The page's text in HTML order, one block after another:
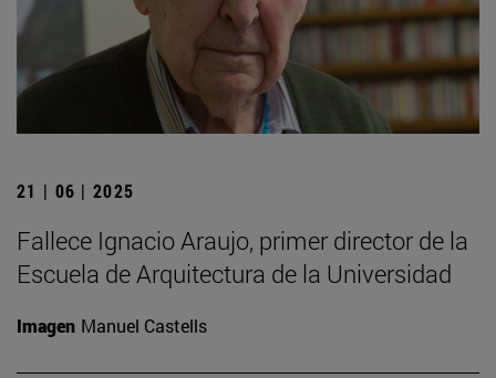
21 | 06 | 2025
Fallece Ignacio Araujo, primer director de la
Escuela de Arquitectura de la Universidad
Imagen Manuel Castells